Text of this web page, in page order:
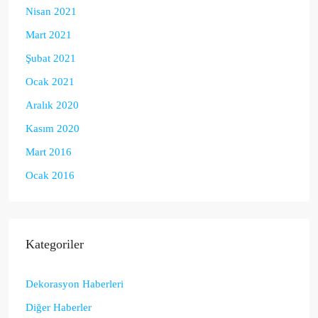
Nisan 2021
Mart 2021
Şubat 2021
Ocak 2021
Aralık 2020
Kasım 2020
Mart 2016
Ocak 2016
Kategoriler
Dekorasyon Haberleri
Diğer Haberler